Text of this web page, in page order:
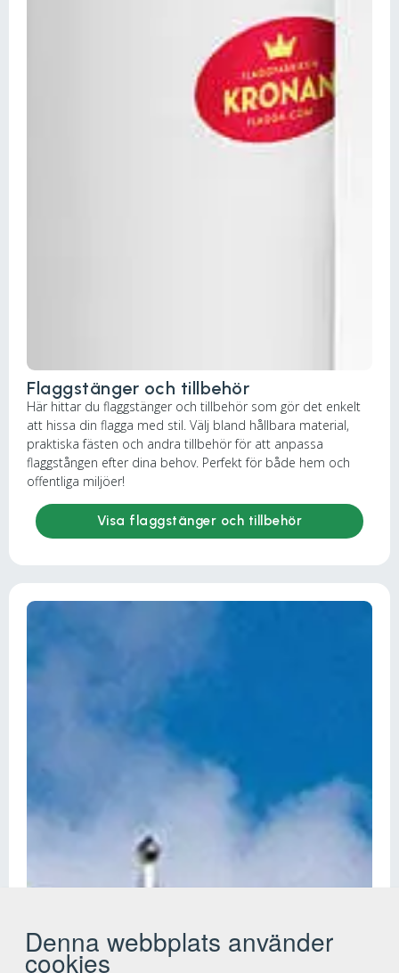
Denna webbplats använder
cookies
Flaggstänger och tillbehör
Här hittar du flaggstänger och tillbehör som gör det enkelt
att hissa din flagga med stil. Välj bland hållbara material,
praktiska fästen och andra tillbehör för att anpassa
flaggstången efter dina behov. Perfekt för både hem och
offentliga miljöer!
Visa flaggstänger och tillbehör